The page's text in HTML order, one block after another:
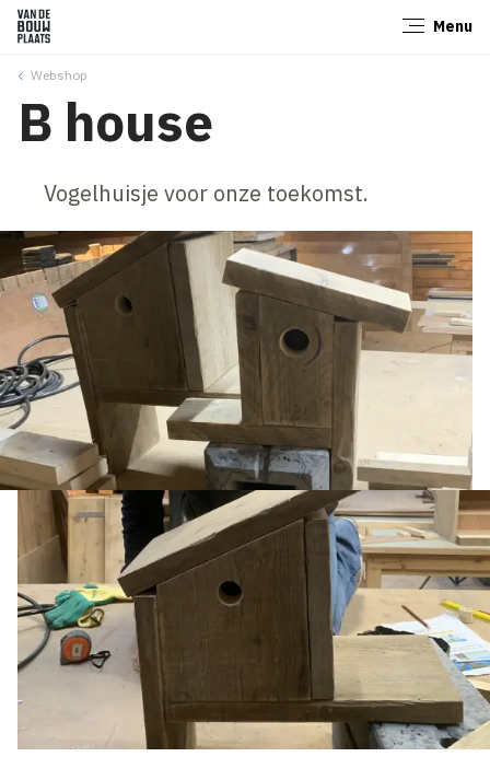
Menu
Webshop
B house
Vogelhuisje voor onze toekomst.
Sluiten